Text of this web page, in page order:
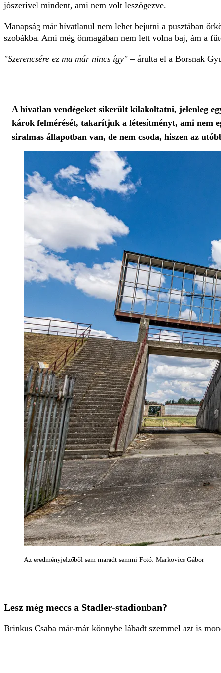
jószerivel mindent, ami nem volt leszögezve.
Manapság már hívatlanul nem lehet bejutni a pusztában
szobákba. Ami még önmagában nem lett volna baj, ám a
"Szerencsére ez ma már nincs így" – árulta el a Borsnak
A hívatlan vendégeket sikerült kilakoltatni, jelenleg
károk felmérését, takarítjuk a létesítményt, ami nem
siralmas állapotban van, de nem csoda, hiszen az
Az eredményjelzőből sem maradt semmi Fotó: Markovics Gábor
Lesz még meccs a Stadler-stadionban?
Brinkus Csaba már-már könnybe lábadt szemmel azt is